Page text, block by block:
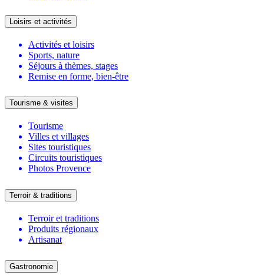
Loisirs et activités
Activités et loisirs
Sports, nature
Séjours à thèmes, stages
Remise en forme, bien-être
Tourisme & visites
Tourisme
Villes et villages
Sites touristiques
Circuits touristiques
Photos Provence
Terroir & traditions
Terroir et traditions
Produits régionaux
Artisanat
Gastronomie